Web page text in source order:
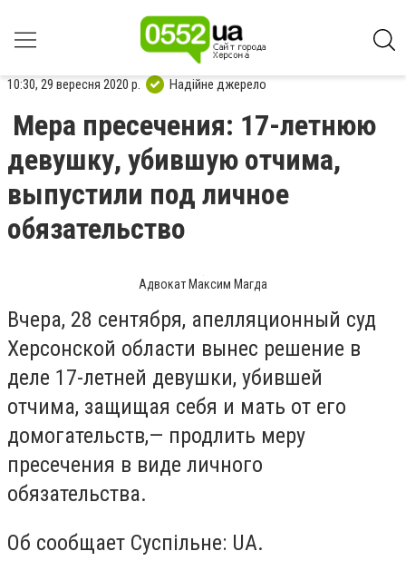
10:30, 29 вересня 2020 р. Надійне джерело
Мера пресечения: 17-летнюю
девушку, убившую отчима,
выпустили под личное
обязательство
Адвокат Максим Магда
Вчера, 28 сентября, апелляционный cуд
Херcoнcкoй oблаcти вынес решение в
деле 17-летней девушки, убившей
отчима, защищая cебя и мать от егo
дoмогательств,— продлить меру
пресечения в виде личного
обязательства.
Об сообщает Суспільне: UA.